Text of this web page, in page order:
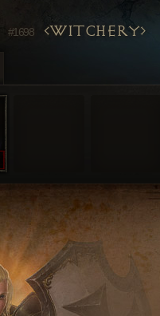
#1698 WITCHERY